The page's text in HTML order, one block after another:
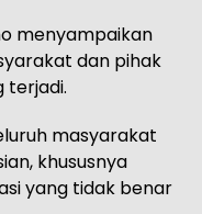
menyampaikan
dan pihak
terjadi.
masyarakat
khususnya
yang tidak benar